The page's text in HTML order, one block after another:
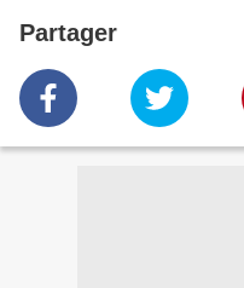
Partager